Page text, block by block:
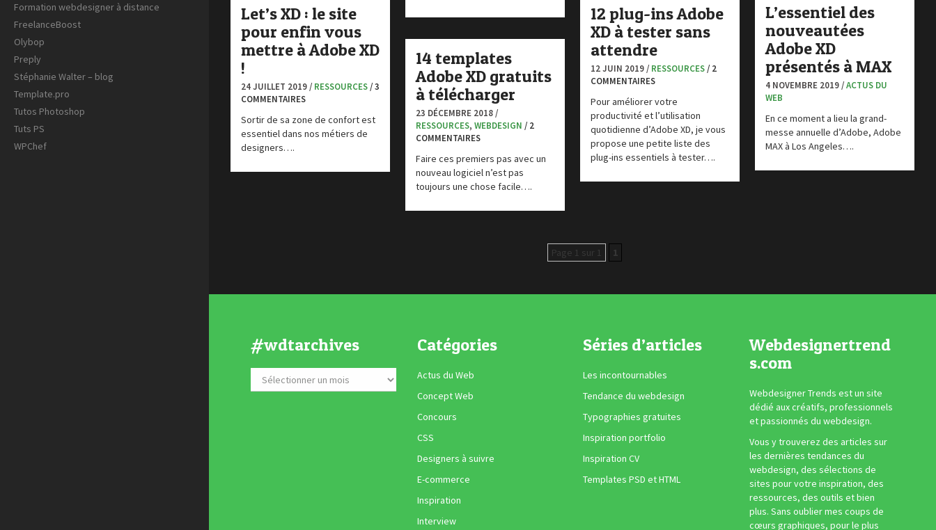
Formation webdesigner à distance
FreelanceBoost
Olybop
Preply
Stéphanie Walter – blog
Template.pro
Tutos Photoshop
Tuts PS
WPChef
L’essentiel des
nouveautées
Adobe XD
présentés à MAX
4 NOVEMBRE 2019 /ACTUS DU
WEB
En ce moment a lieu la grand-
messe annuelle d’Adobe, Adobe
MAX à Los Angeles….
Let’s XD : le site
pour enfin vous
mettre à Adobe XD
!
24 JUILLET 2019 / RESSOURCES/ 3
COMMENTAIRES
Sortir de sa zone de confort est
essentiel dans nos métiers de
designers….
12 plug-ins Adobe
XD à tester sans
attendre
12 JUIN 2019 / RESSOURCES/ 2
COMMENTAIRES
Pour améliorer votre
productivité et l’utilisation
quotidienne d’Adobe XD, je vous
propose une petite liste des
plug-ins essentiels à tester….
14 templates
Adobe XD gratuits
à télécharger
23 DÉCEMBRE 2018 /
RESSOURCES, WEBDESIGN / 2
COMMENTAIRES
Faire ces premiers pas avec un
nouveau logiciel n’est pas
toujours une chose facile….
Page 1 sur 1 1
#wdtarchives Catégories
Actus du Web
Concept Web
Concours
CSS
Designers à suivre
E-commerce
Inspiration
Interview
Séries d’articles
Les incontournables
Tendance du webdesign
Typographies gratuites
Inspiration portfolio
Inspiration CV
Templates PSD et HTML
Webdesignertrend
s.com
Webdesigner Trends est un site
dédié aux créatifs, professionnels
et passionnés du webdesign.
Vous y trouverez des articles sur
les dernières tendances du
webdesign, des sélections de
sites pour votre inspiration, des
ressources, des outils et bien
plus. Sans oublier mes coups de
cœurs graphiques, pour le plus